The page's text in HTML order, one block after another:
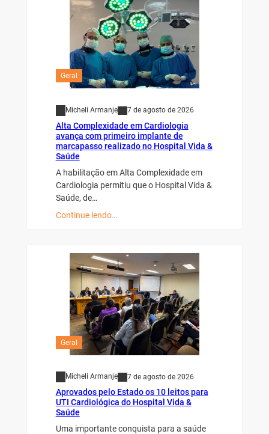
Geral
Micheli Armanje 7 de agosto de 2026
Alta Complexidade em Cardiologia
avança com primeiro implante de
marcapasso realizado no Hospital Vida &
Saúde
A habilitação em Alta Complexidade em
Cardiologia permitiu que o Hospital Vida &
Saúde, de…
Continue lendo…
Geral
Micheli Armanje 7 de agosto de 2026
Aprovados pelo Estado os 10 leitos para
UTI Cardiológica do Hospital Vida &
Saúde
Uma importante conquista para a saúde